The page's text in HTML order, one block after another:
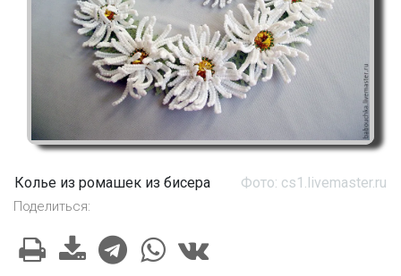
Колье из ромашек из бисера Фото: cs1.livemaster.ru
Поделиться: